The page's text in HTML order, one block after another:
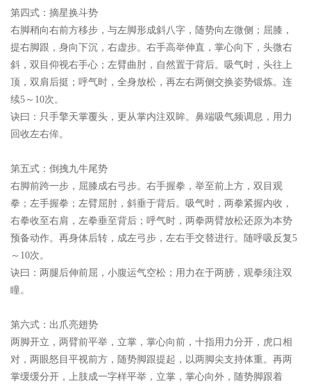
第四式：摘星换斗势
右脚稍向右前方移步，与左脚形成斜八字，随势向左微侧；屈膝，
提右脚跟，身向下沉，右虚步。右手高举伸直，掌心向下，头微右
斜，双目仰视右手心；左臂曲肘，自然置于背后。吸气时，头往上
顶，双肩后挺；呼气时，全身放松，再左右两侧交换姿势锻炼。连
续5～10次。
诀曰： 只手擎天掌覆头，更从掌内注双眸。鼻端吸气频调息，用力
回收左右侔。
第五式：倒拽九牛尾势
右脚前跨一步，屈膝成右弓步。右手握拳，举至前上方，双目观
拳；左手握拳；左臂屈肘，斜垂于背后。吸气时，两拳紧握内收，
右拳收至右肩，左拳垂至背后；呼气时，两拳两臂放松还原为本势
预备动作。再身体后转，成左弓步，左右手交替进行。随呼吸反复5
～10次。
诀曰： 两腿后伸前屈，小腹运气空松；用力在于两膀，观拳须注双
瞳。
第六式：出爪亮翅势
两脚开立，两臂前平举，立掌，掌心向前，十指用力分开，虎口相
对，两眼怒目平视前方，随势脚跟提起，以两脚尖支持体重。再两
掌缓缓分开，上肢成一字样平举，立掌，掌心向外，随势脚跟着